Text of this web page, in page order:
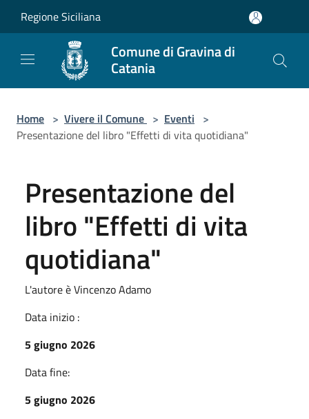
Regione Siciliana
Comune di Gravina di
Catania
Home > Vivere il Comune > Eventi >
Presentazione del libro "Effetti di vita quotidiana"
Presentazione del
libro "Effetti di vita
quotidiana"
L'autore è Vincenzo Adamo
Data inizio :
5 giugno 2026
Data fine:
5 giugno 2026